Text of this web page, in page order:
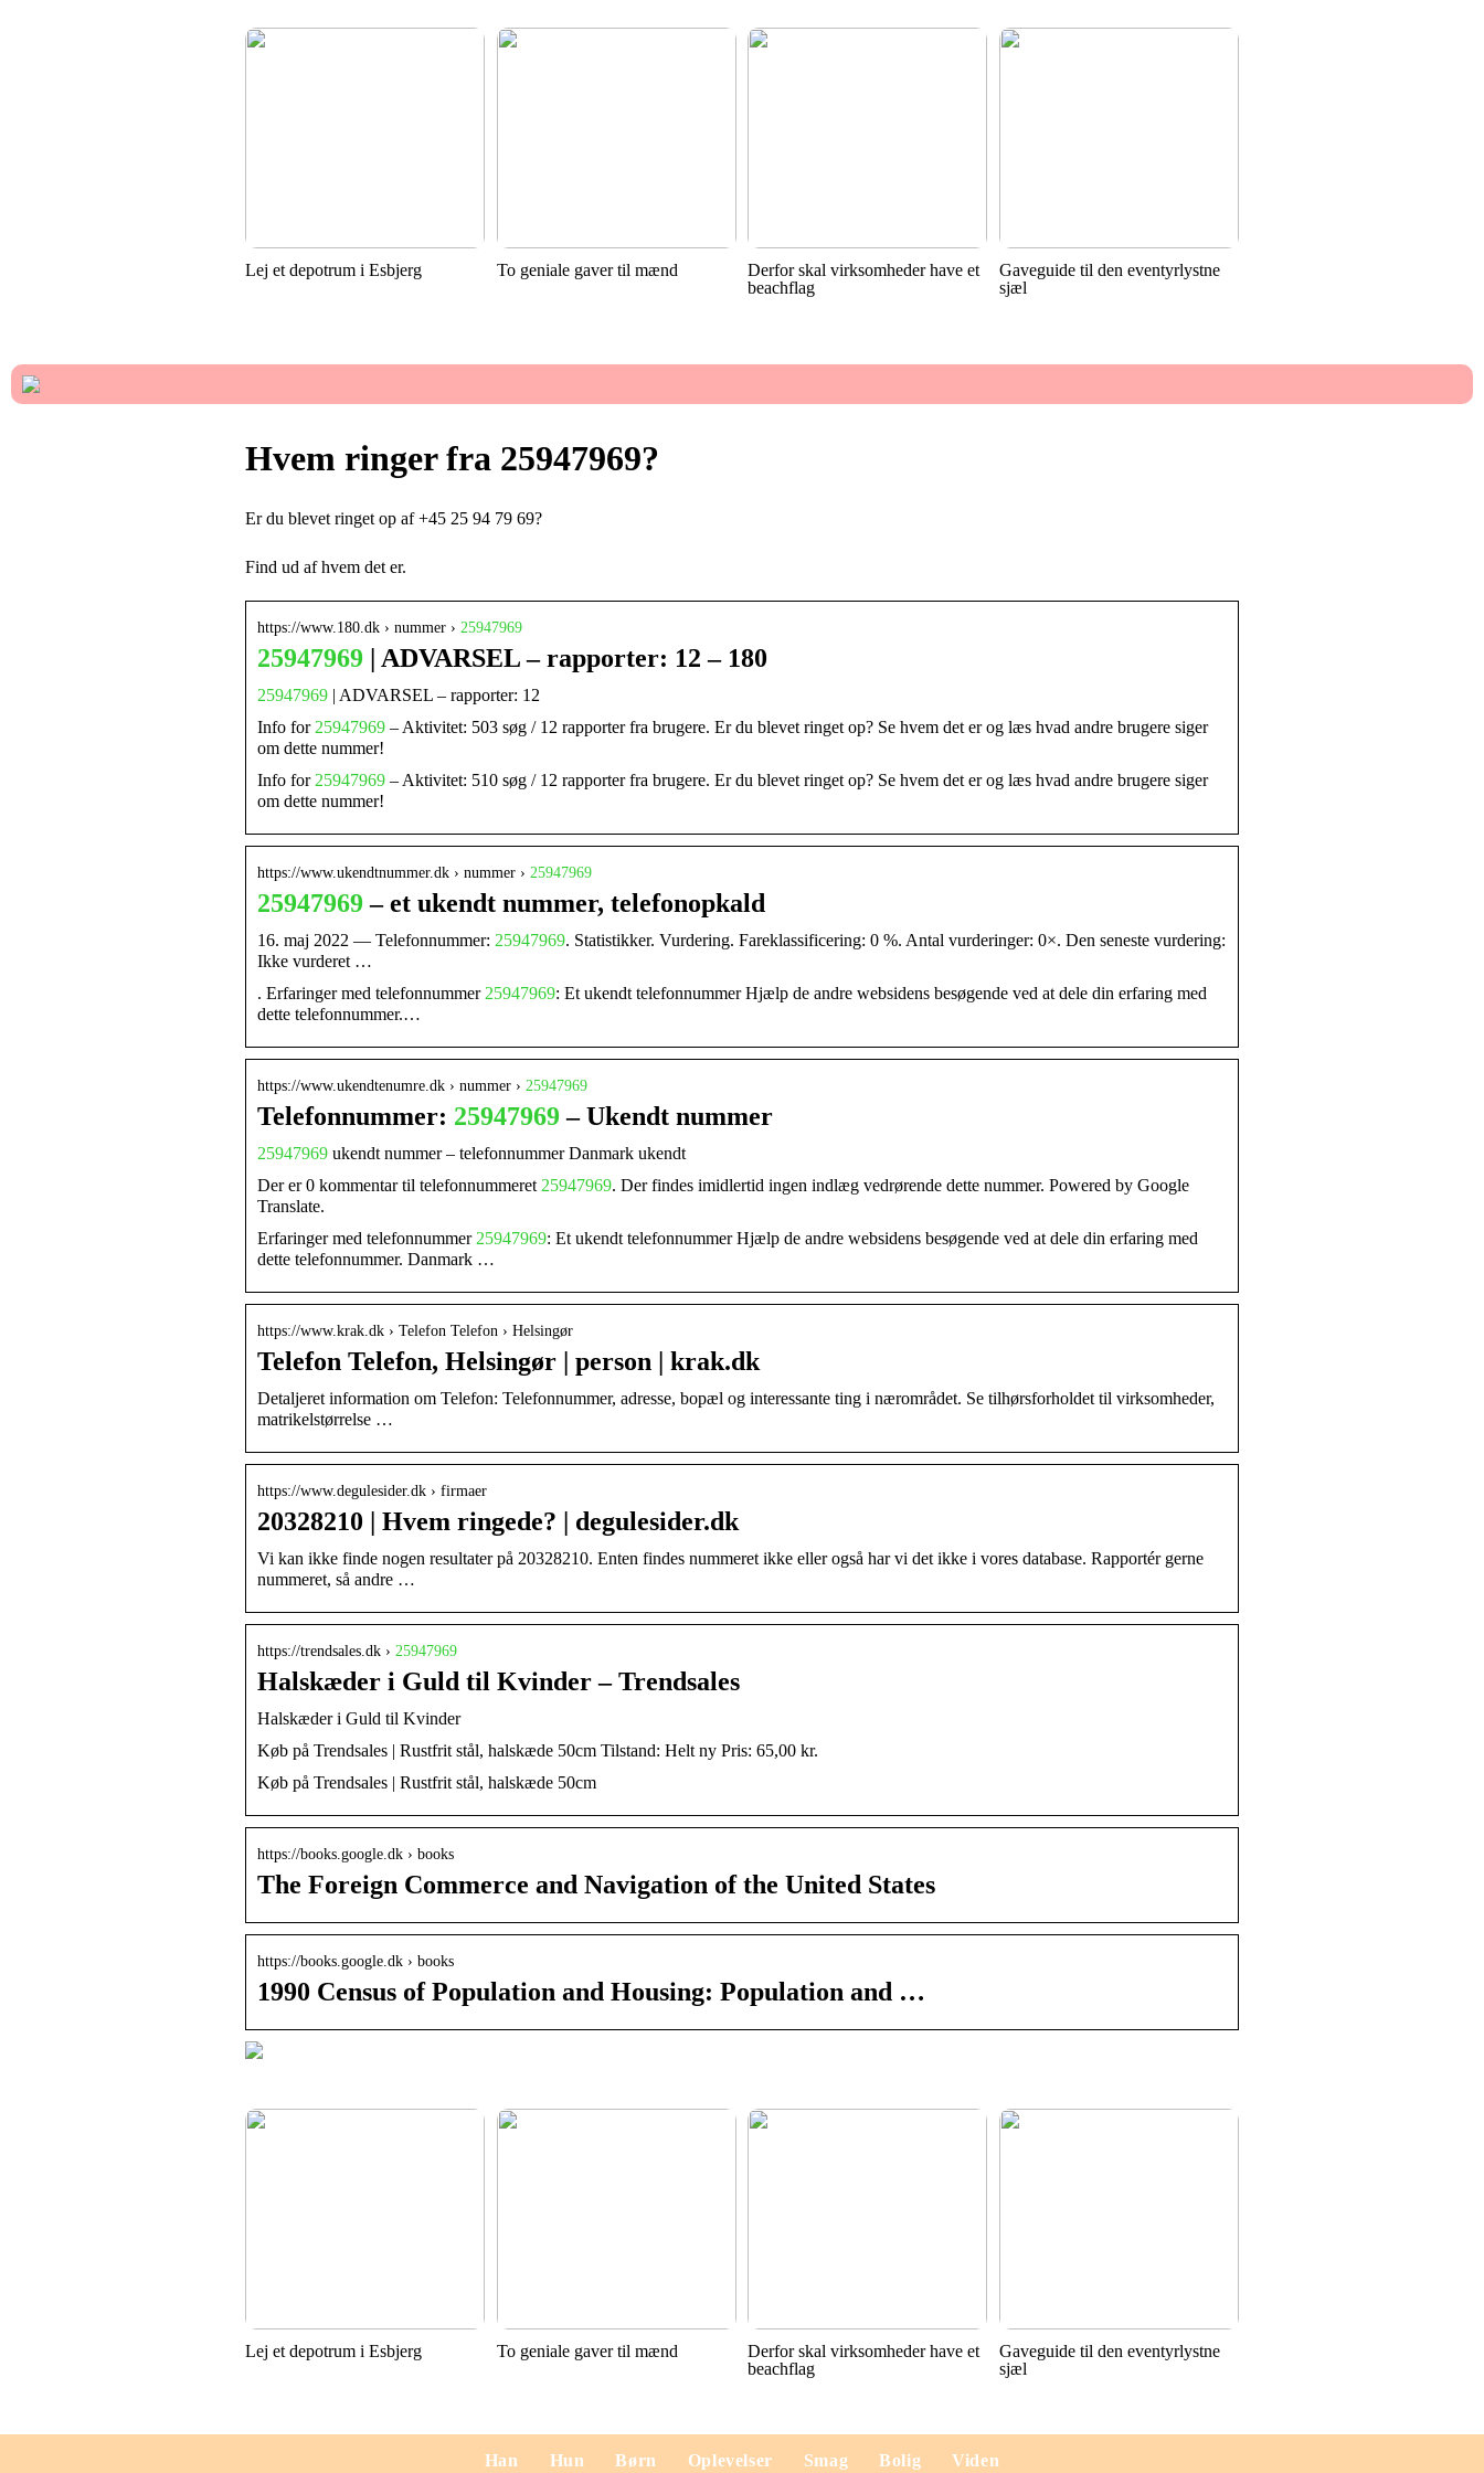
Lej et depotrum i Esbjerg To geniale gaver til mænd
Derfor skal virksomheder have et
beachflag
Gaveguide til den eventyrlystne
sjæl
Hvem ringer fra 25947969?
Er du blevet ringet op af +45 25 94 79 69?
Find ud af hvem det er.
https://www.180.dk › nummer › 25947969
25947969 | ADVARSEL – rapporter: 12 – 180
25947969 | ADVARSEL – rapporter: 12
Info for 25947969 – Aktivitet: 503 søg / 12 rapporter fra brugere. Er du blevet ringet op? Se hvem det er og læs hvad andre brugere siger
om dette nummer!
Info for 25947969 – Aktivitet: 510 søg / 12 rapporter fra brugere. Er du blevet ringet op? Se hvem det er og læs hvad andre brugere siger
om dette nummer!
https://www.ukendtnummer.dk › nummer › 25947969
25947969– et ukendt nummer, telefonopkald
16. maj 2022 — Telefonnummer: 25947969. Statistikker. Vurdering. Fareklassificering: 0 %. Antal vurderinger: 0×. Den seneste vurdering:
Ikke vurderet …
. Erfaringer med telefonnummer 25947969: Et ukendt telefonnummer Hjælp de andre websidens besøgende ved at dele din erfaring med
dette telefonnummer.…
https://www.ukendtenumre.dk › nummer › 25947969
Telefonnummer: 25947969– Ukendt nummer
25947969 ukendt nummer – telefonnummer Danmark ukendt
Der er 0 kommentar til telefonnummeret 25947969. Der findes imidlertid ingen indlæg vedrørende dette nummer. Powered by Google
Translate.
Erfaringer med telefonnummer 25947969: Et ukendt telefonnummer Hjælp de andre websidens besøgende ved at dele din erfaring med
dette telefonnummer. Danmark …
https://www.krak.dk › Telefon Telefon › Helsingør
Telefon Telefon, Helsingør | person | krak.dk
Detaljeret information om Telefon: Telefonnummer, adresse, bopæl og interessante ting i nærområdet. Se tilhørsforholdet til virksomheder,
matrikelstørrelse …
https://www.degulesider.dk › firmaer
20328210 | Hvem ringede? | degulesider.dk
Vi kan ikke finde nogen resultater på 20328210. Enten findes nummeret ikke eller også har vi det ikke i vores database. Rapportér gerne
nummeret, så andre …
https://trendsales.dk › 25947969
Halskæder i Guld til Kvinder – Trendsales
Halskæder i Guld til Kvinder
Køb på Trendsales | Rustfrit stål, halskæde 50cm Tilstand: Helt ny Pris: 65,00 kr.
Køb på Trendsales | Rustfrit stål, halskæde 50cm
https://books.google.dk › books
The Foreign Commerce and Navigation of the United States
https://books.google.dk › books
1990 Census of Population and Housing: Population and …
Lej et depotrum i Esbjerg To geniale gaver til mænd
Derfor skal virksomheder have et
beachflag
Gaveguide til den eventyrlystne
sjæl
Han Hun Børn Oplevelser Smag Bolig Viden